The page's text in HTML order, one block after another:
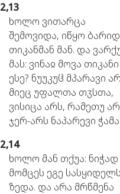
2,13
ხოლო ვითარცა
შემოვიდა, იწყო ბარიდ
თიკანმან მან. და
მას: ვინაჲ მოვა თიკანი
ესე? ნუუკუჱ მპარავი
მიეც უფალთა თჳსთა,
ვისიცა არს, რამეთუ
ჯერ-არს ნაპარევი
2,14
ხოლო მან თქუა: ნიჭად
მომცეს ეგე
ზედა. და არა მრწმენა